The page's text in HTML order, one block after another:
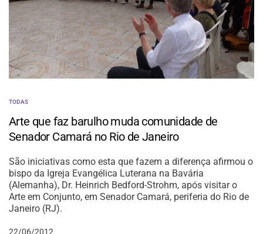
TODAS
Arte que faz barulho muda comunidade de
Senador Camará no Rio de Janeiro
São iniciativas como esta que fazem a diferença afirmou o
bispo da Igreja Evangélica Luterana na Bavária
(Alemanha), Dr. Heinrich Bedford-Strohm, após visitar o
Arte em Conjunto, em Senador Camará, periferia do Rio de
Janeiro (RJ).
22/06/2012